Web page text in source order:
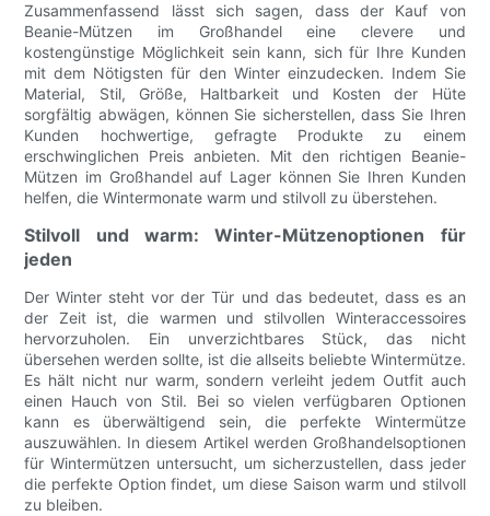
Zusammenfassend lässt sich sagen, dass der Kauf von
Beanie-Mützen im Großhandel eine clevere und
kostengünstige Möglichkeit sein kann, sich für Ihre Kunden
mit dem Nötigsten für den Winter einzudecken. Indem Sie
Material, Stil, Größe, Haltbarkeit und Kosten der Hüte
sorgfältig abwägen, können Sie sicherstellen, dass Sie Ihren
Kunden hochwertige, gefragte Produkte zu einem
erschwinglichen Preis anbieten. Mit den richtigen Beanie-
Mützen im Großhandel auf Lager können Sie Ihren Kunden
helfen, die Wintermonate warm und stilvoll zu überstehen.
Stilvoll und warm: Winter-Mützenoptionen für
jeden
Der Winter steht vor der Tür und das bedeutet, dass es an
der Zeit ist, die warmen und stilvollen Winteraccessoires
hervorzuholen. Ein unverzichtbares Stück, das nicht
übersehen werden sollte, ist die allseits beliebte Wintermütze.
Es hält nicht nur warm, sondern verleiht jedem Outfit auch
einen Hauch von Stil. Bei so vielen verfügbaren Optionen
kann es überwältigend sein, die perfekte Wintermütze
auszuwählen. In diesem Artikel werden Großhandelsoptionen
für Wintermützen untersucht, um sicherzustellen, dass jeder
die perfekte Option findet, um diese Saison warm und stilvoll
zu bleiben.